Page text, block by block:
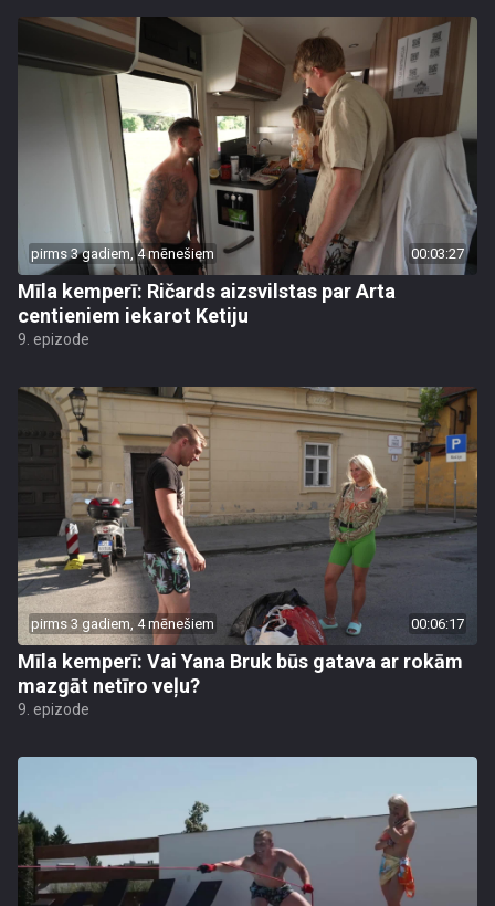
pirms 3 gadiem, 4 mēnešiem 00:03:27
Mīla kemperī: Ričards aizsvilstas par Arta
centieniem iekarot Ketiju
9. epizode
pirms 3 gadiem, 4 mēnešiem 00:06:17
Mīla kemperī: Vai Yana Bruk būs gatava ar rokām
mazgāt netīro veļu?
9. epizode